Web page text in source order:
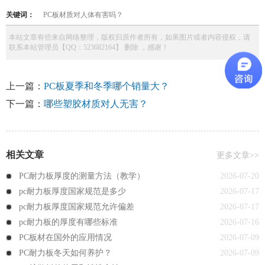
关键词： PC板材质对人体有害吗？
本站文章有些来自网络整理，版权归原作者所有，如果图片或者内容侵权，请
联系本站管理员【QQ：523682164】 删除 ，感谢！
上一篇： PC板夏季和冬季哪个销量大？
下一篇： 哪些塑胶材质对人无害？
相关文章 更多文章>>
PC耐力板厚度的测量方法（教学）
2026-07-20
pc耐力板厚度国家规范是多少
2026-07-17
pc耐力板厚度国家规范允许偏差
2026-07-17
pc耐力板的厚度有哪些标准
2026-07-16
PC板材在国外的应用情况
2026-07-09
PC耐力板冬天如何养护？
2026-07-09